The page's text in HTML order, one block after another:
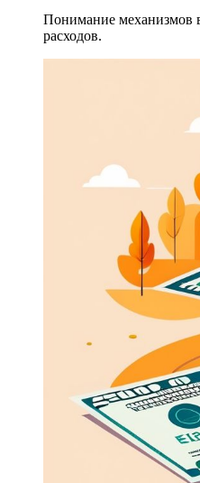
Понимание механизмов
расходов.